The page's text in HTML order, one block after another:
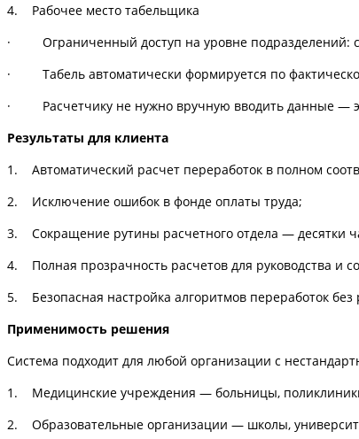
4. Рабочее место табельщика
· Ограниченный доступ на уровне подразделений:
· Табель автоматически формируется по
· Расчетчику не нужно вручную вводить данные —
Результаты для клиента
1. Автоматический расчет переработок в полном
2. Исключение ошибок в фонде оплаты труда;
3. Сокращение рутины расчетного отдела — десятки
4. Полная прозрачность расчетов для руководства и
5. Безопасная настройка алгоритмов переработок
Применимость решения
Система подходит для любой организации с
1. Медицинские учреждения — больницы,
2. Образовательные организации — школы,